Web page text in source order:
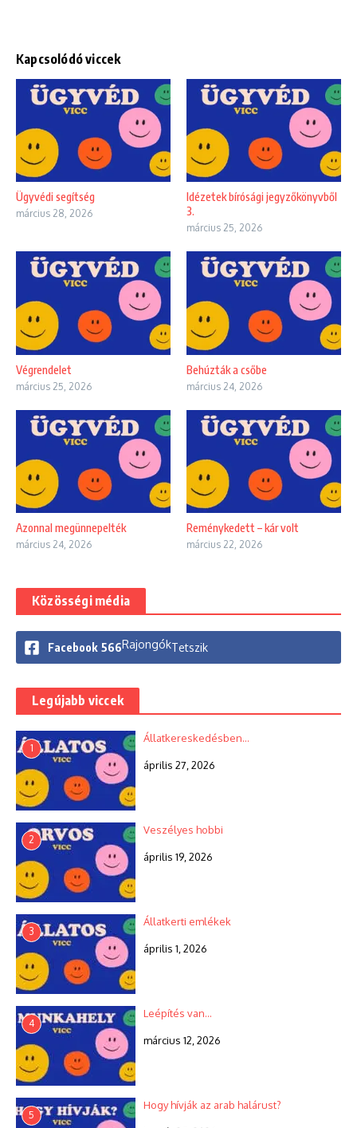
Kapcsolódó viccek
Ügyvédi segítség
március 28, 2026
Idézetek bírósági jegyzőkönyvből
3.
március 25, 2026
Végrendelet
március 25, 2026
Behúzták a csőbe
március 24, 2026
Azonnal megünnepelték
március 24, 2026
Reménykedett – kár volt
március 22, 2026
Közösségi média
Facebook 566RajongókTetszik
Legújabb viccek
1
Állatkereskedésben…
április 27, 2026
2
Veszélyes hobbi
április 19, 2026
3
Állatkerti emlékek
április 1, 2026
4
Leépítés van…
március 12, 2026
5
Hogy hívják az arab halárust?